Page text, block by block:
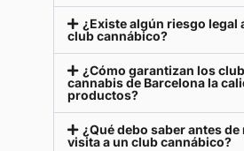
¿Existe algún riesgo legal
club cannábico?
¿Cómo garantizan los
cannabis de Barcelona la
productos?
¿Qué debo saber antes
visita a un club cannábico?